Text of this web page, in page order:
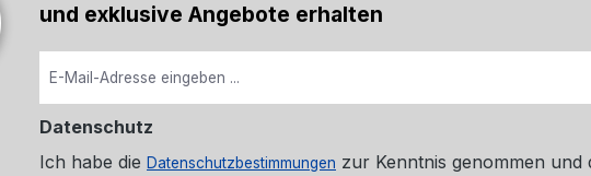
und exklusive Angebote erhalten
Datenschutz
Ich habe die Datenschutzbestimmungen zur Kenntnis genommen und